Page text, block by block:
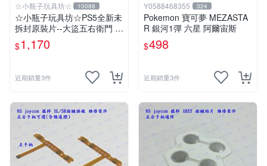
☆小瓶子玩具坊☆ 10088
☆小瓶子玩具坊☆PS5全新未
拆封原裝片--大盜五右衛門 4
0 週年紀念合輯 日文版 (日
版)
$1,170
近期銷量3件
Y0588468355 324
Pokemon 寶可夢 MEZASTA
R 銀河1彈 六星 阿爾宙斯
$498
近期銷量3件